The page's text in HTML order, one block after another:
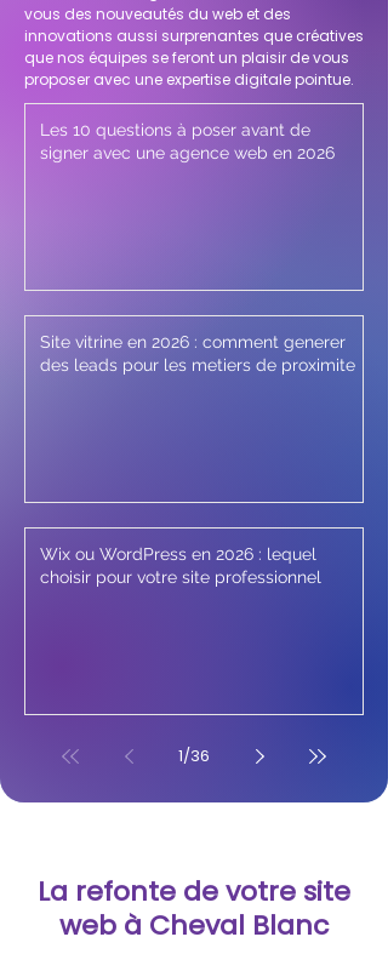
vous des nouveautés du web et des
innovations aussi surprenantes que créatives
que nos équipes se feront un plaisir de vous
proposer avec une expertise digitale pointue.
Les 10 questions à poser avant de
signer avec une agence web en 2026
Site vitrine en 2026 : comment generer
des leads pour les metiers de proximite
Wix ou WordPress en 2026 : lequel
choisir pour votre site professionnel
1/36
La refonte de votre site
web à Cheval Blanc